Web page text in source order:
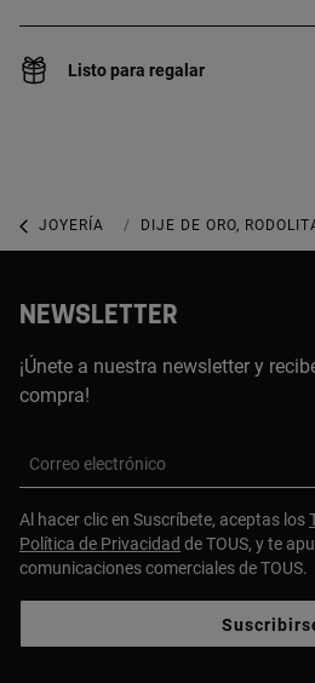
Listo para regalar
JOYERÍA JOYAS CON GEMAS
DIJE DE ORO,
NEWSLETTER
¡Únete a nuestra newsletter y
compra!
Correo electrónico
Al hacer clic en Suscríbete, aceptas los
Política de Privacidad de TOUS, y te
comunicaciones comerciales de TOUS.